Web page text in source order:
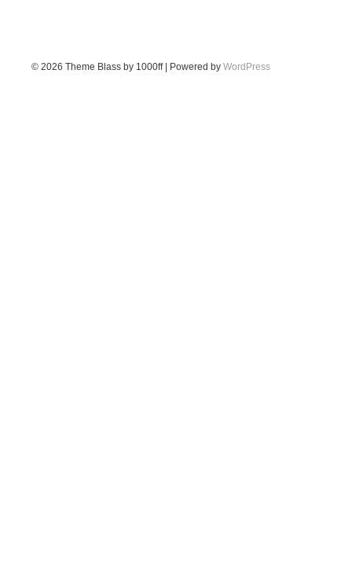
© 2026 Theme Blass by 1000ff | Powered by WordPress